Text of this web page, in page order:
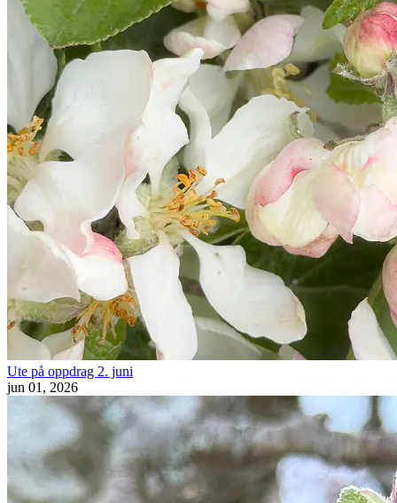
Ute på oppdrag 2. juni
jun 01, 2026